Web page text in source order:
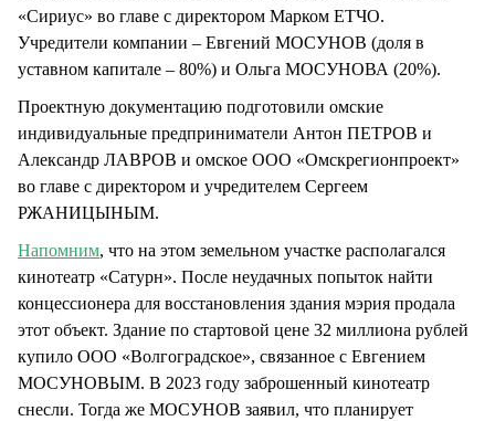
«Сириус» во главе с директором Марком ЕТЧО.
Учредители компании – Евгений МОСУНОВ (доля в
уставном капитале – 80%) и Ольга МОСУНОВА (20%).
Проектную документацию подготовили омские
индивидуальные предприниматели Антон ПЕТРОВ и
Александр ЛАВРОВ и омское ООО «Омскрегионпроект»
во главе с директором и учредителем Сергеем
РЖАНИЦЫНЫМ.
Напомним, что на этом земельном участке располагался
кинотеатр «Сатурн». После неудачных попыток найти
концессионера для восстановления здания мэрия продала
этот объект. Здание по стартовой цене 32 миллиона рублей
купило ООО «Волгоградское», связанное с Евгением
МОСУНОВЫМ. В 2023 году заброшенный кинотеатр
снесли. Тогда же МОСУНОВ заявил, что планирует